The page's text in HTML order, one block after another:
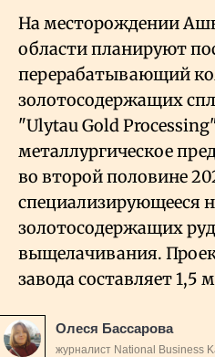
На месторождении
области планируют
перерабатывающий
золотосодержащих
"Ulytau Gold
металлургическое
во второй половине
специализирующееся
золотосодержащих
выщелачивания.
завода составляет 1,5
Олеся Бассарова
журналист National Business